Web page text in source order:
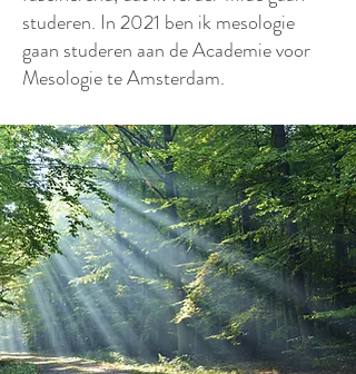
studeren. In 2021 ben ik mesologie
gaan studeren aan de Academie voor
Mesologie te Amsterdam.​​